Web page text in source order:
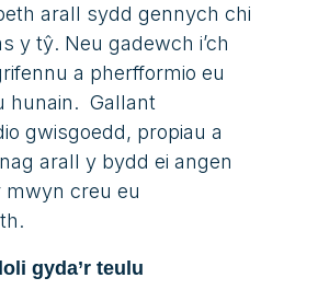
arall sydd gennych chi
y tŷ. Neu gadewch i’ch
a pherfformio eu
hunain. Gallant
gwisgoedd, propiau a
arall y bydd ei angen
mwyn creu eu
gyda’r teulu